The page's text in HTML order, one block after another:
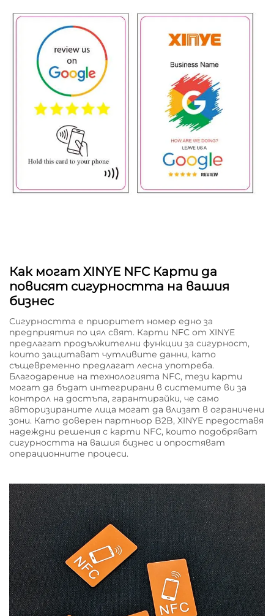
Как могат XINYE NFC Карти да
повисят сигурността на вашия
бизнес
Сигурността е приоритет номер едно за
предприятия по цял свят. Карти NFC от XINYE
предлагат продължителни функции за сигурност,
които защитават чутливите данни, като
същевременно предлагат лесна употреба.
Благодарение на технологията NFC, тези карти
могат да бъдат интегрирани в системите ви за
контрол на достъпа, гарантирайки, че само
авторизираните лица могат да влизат в ограничени
зони. Като доверен партньор B2B, XINYE предоставя
надеждни решения с карти NFC, които подобряват
сигурността на вашия бизнес и опростяват
операционните процеси.